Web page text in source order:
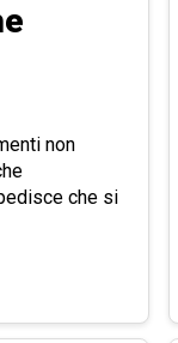
non
che si